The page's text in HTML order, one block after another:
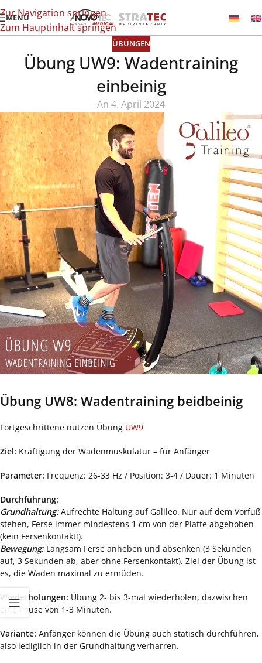
Zur Navigation springen
Zum Hauptinhalt springen
MENÜ
ÜBUNGEN
Übung UW9: Wadentraining
einbeinig
An 4. April 2024
Übung UW8: Wadentraining beidbeinig
Fortgeschrittene nutzen Übung UW9
Ziel: Kräftigung der Wadenmuskulatur – für Anfänger
Parameter: Frequenz: 26-33 Hz / Position: 3-4 / Dauer: 1 Minuten
Durchführung:
Grundhaltung:Aufrechte Haltung auf Galileo. Nur auf dem Vorfuß
stehen, Ferse immer mindestens 1 cm von der Platte abgehoben
(kein Fersenkontakt!).
Bewegung:Langsam Ferse anheben und absenken (3 Sekunden
auf, 3 Sekunden ab, aber ohne Fersenkontakt). Ziel der Übung ist
es, die Waden maximal zu ermüden.
Wiederholungen: Übung 2- bis 3-mal wiederholen, dazwischen
eine Pause von 1-3 Minuten.
Variante: Anfänger können die Übung auch statisch durchführen,
also lediglich in der Grundhaltung verharren.